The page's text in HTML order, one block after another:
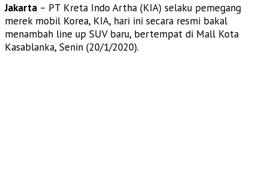
Jakarta – PT Kreta Indo Artha (KIA) selaku pemegang
merek mobil Korea, KIA, hari ini secara resmi bakal
menambah line up SUV baru, bertempat di Mall Kota
Kasablanka, Senin (20/1/2020).